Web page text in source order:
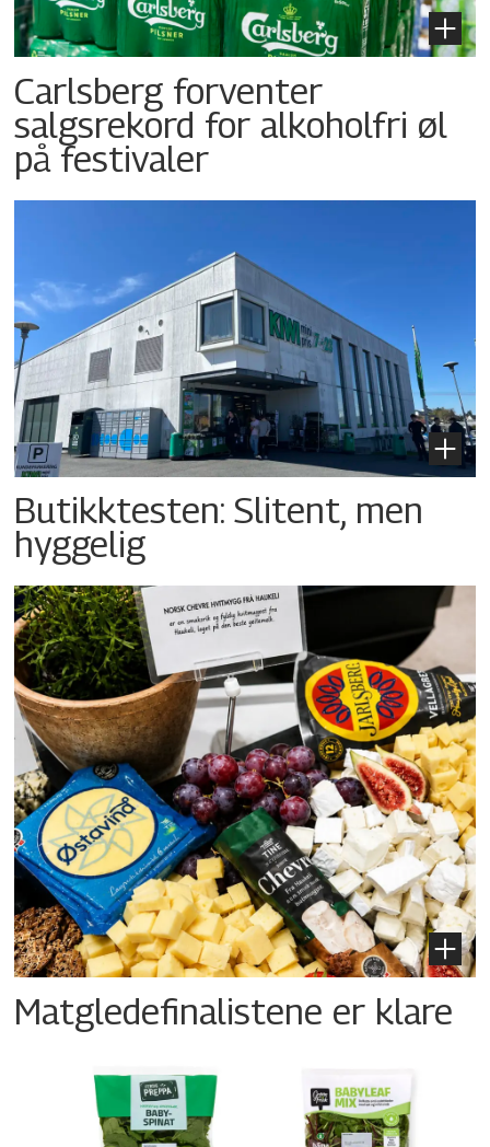
Carlsberg forventer
salgsrekord for alkoholfri øl
på festivaler
Butikktesten: Slitent, men
hyggelig
Matgledefinalistene er klare